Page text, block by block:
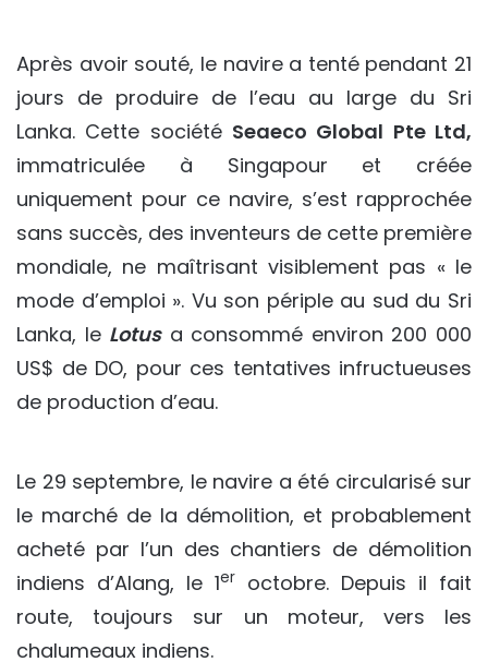
Après avoir souté, le navire a tenté pendant 21
jours de produire de l’eau au large du Sri
Lanka. Cette société Seaeco Global Pte Ltd,
immatriculée à Singapour et créée
uniquement pour ce navire, s’est rapprochée
sans succès, des inventeurs de cette première
mondiale, ne maîtrisant visiblement pas « le
mode d’emploi ». Vu son périple au sud du Sri
Lanka, le Lotusa consommé environ 200 000
US$ de DO, pour ces tentatives infructueuses
de production d’eau.
Le 29 septembre, le navire a été circularisé sur
le marché de la démolition, et probablement
acheté par l’un des chantiers de démolition
indiens d’Alang, le 1er
octobre. Depuis il fait
route, toujours sur un moteur, vers les
chalumeaux indiens.